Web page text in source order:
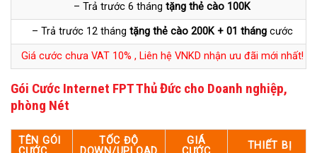
– Trả trước 6 tháng tặng thẻ cào 100K
– Trả trước 12 tháng tặng thẻ cào 200K + 01 thángcước
Giá cước chưa VAT 10% , Liên hệ VNKD nhận ưu đãi mới nhất!
Gói Cước Internet FPT Thủ Đức cho Doanh nghiệp,
phòng Nét
TÊN GÓI
TỐC ĐỘ
GIÁ
THIẾT BỊ